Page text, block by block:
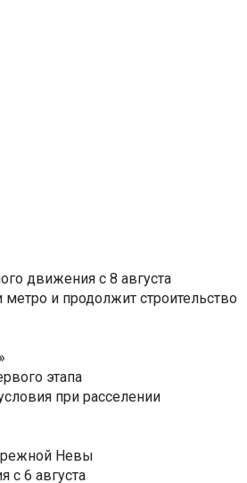
движения с 8 августа
и продолжит строительство
этапа
при расселении
Невы
с 6 августа